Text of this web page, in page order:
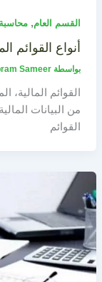
القسم العام, محاسبة
أنواع القوائم
بواسطة Sameer
القوائم
من البيانات
القوائم